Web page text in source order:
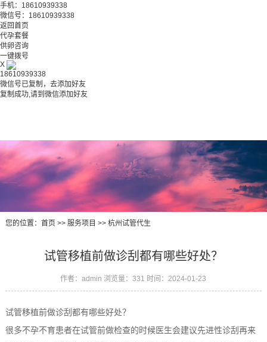
手机：18610939338
微信号：18610939338
返回首页
代孕套餐
供卵咨询
一键拨号
X
18610939338
微信号已复制，去添加好友
复制成功,请到微信添加好友
您的位置： 首页>> 服务项目 >> 杭州试管代生
试管移植前做诊刮都有哪些好处？
作者：admin 浏览量：331 时间：2024-01-23
试管移植前做诊刮都有哪些好处？
很多不孕不育患者在试管前做检查的时候医生会建议先进性诊刮再来